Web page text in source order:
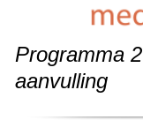
Programma
aanvulling